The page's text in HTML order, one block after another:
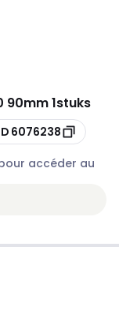
90mm 1stuks
6076238
accéder au